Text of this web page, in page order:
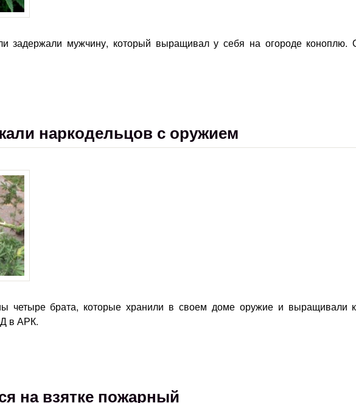
задержали мужчину, который выращивал у себя на огороде коноплю.
наркодельцов с оружием
четыре брата, которые хранили в своем доме оружие и выращивали
в АРК.
на взятке пожарный